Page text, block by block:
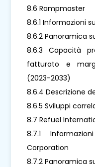
8.6 Rampmaster
8.6.1 Informazioni
8.6.2 Panoramica
8.6.3 Capacità
fatturato e
(2023-2033)
8.6.4 Descrizione
8.6.5 Sviluppi
8.7 Refuel
8.7.1
Corporation
8.7.2 Panoramica